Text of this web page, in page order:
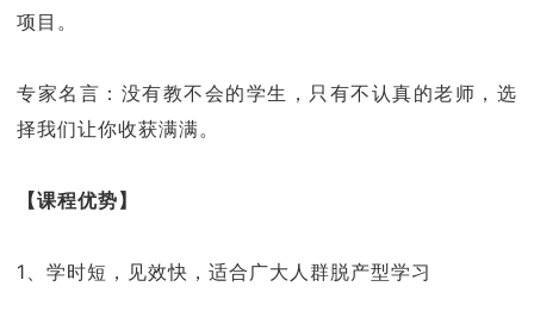
项目。
专家名言：没有教不会的学生，只有不认真的老师，选
择我们让你收获满满。
【课程优势】
1、学时短，见效快，适合广大人群脱产型学习